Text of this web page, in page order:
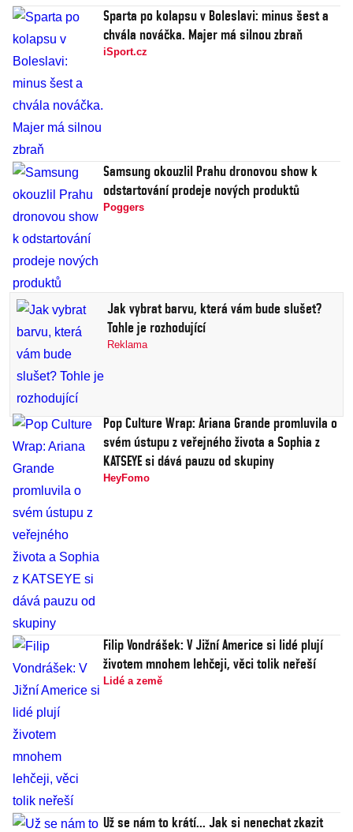
Sparta po kolapsu v Boleslavi: minus šest a
chvála nováčka. Majer má silnou zbraň
iSport.cz
Samsung okouzlil Prahu dronovou show k
odstartování prodeje nových produktů
Poggers
Jak vybrat barvu, která vám bude slušet?
Tohle je rozhodující
Reklama
Pop Culture Wrap: Ariana Grande promluvila o
svém ústupu z veřejného života a Sophia z
KATSEYE si dává pauzu od skupiny
HeyFomo
Filip Vondrášek: V Jižní Americe si lidé plují
životem mnohem lehčeji, věci tolik neřeší
Lidé a země
Už se nám to krátí... Jak si nenechat zkazit